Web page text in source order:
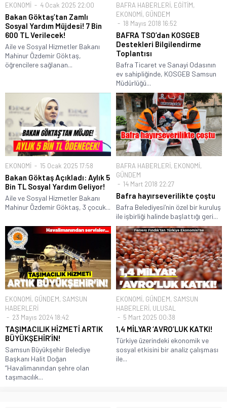
EKONOMİ 4 Ocak 2025 22:00
Bakan Göktaş’tan Zamlı
Sosyal Yardım Müjdesi! 7 Bin
600 TL Verilecek!
Aile ve Sosyal Hizmetler Bakanı
Mahinur Özdemir Göktaş,
öğrencilere sağlanan...
BAFRA HABERLERİ, EĞİTİM,
EKONOMİ, GÜNDEM
18 Mayıs 2018 16:52
BAFRA TSO’dan KOSGEB
Destekleri Bilgilendirme
Toplantısı
Bafra Ticaret ve Sanayi Odasının
ev sahipliğinde, KOSGEB Samsun
Müdürlüğü...
EKONOMİ 15 Ocak 2025 17:58
Bakan Göktaş Açıkladı: Aylık 5
Bin TL Sosyal Yardım Geliyor!
Aile ve Sosyal Hizmetler Bakanı
Mahinur Özdemir Göktaş, 3 çocuk...
BAFRA HABERLERİ, EKONOMİ,
GÜNDEM
14 Mart 2018 22:27
Bafra hayırseverilikte çoştu
Bafra Belediyesi’nin özel bir kuruluş
ile işbirliği halinde başlattığı geri...
EKONOMİ, GÜNDEM, SAMSUN
HABERLERİ
23 Mayıs 2024 18:42
TAŞIMACILIK HİZMETİ ARTIK
BÜYÜKŞEHİR’İN!
Samsun Büyükşehir Belediye
Başkanı Halit Doğan
“Havalimanından şehre olan
taşımacılık...
EKONOMİ, GÜNDEM, SAMSUN
HABERLERİ, ULUSAL
5 Mart 2025 00:38
1,4 MİLYAR ‘AVRO’LUK KATKI!
Türkiye üzerindeki ekonomik ve
sosyal etkisini bir analiz çalışması
ile...